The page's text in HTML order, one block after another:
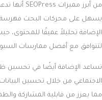
يسهل على محركات البحث
الإضافة تحليلاً عميقًا للمحتوى،
لتتوافق مع أفضل ممارسات
تساعد الإضافة أيضًا في تحسين
مما يعزز من قابلية المشاركة